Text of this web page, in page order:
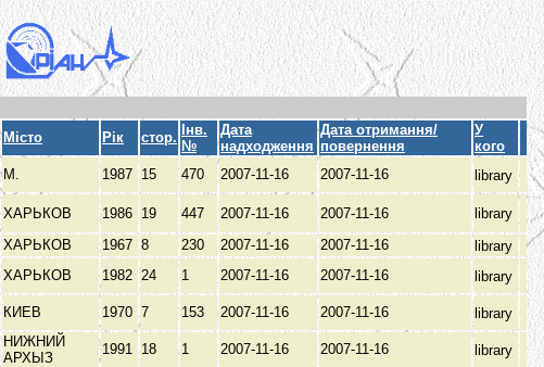
Місто Рік стор.
Інв.
№
Дата
надходження
Дата отримання/
повернення
У
кого
М. 1987 15 470 2007-11-16 2007-11-16 library
ХАРЬКОВ 1986 19 447 2007-11-16 2007-11-16
library
ХАРЬКОВ 1967 8 230 2007-11-16 2007-11-16
library
ХАРЬКОВ 1982 24 1 2007-11-16 2007-11-16 library
КИЕВ 1970 7 153 2007-11-16 2007-11-16 library
НИЖНИЙ
АРХЫЗ
1991 18 1 2007-11-16 2007-11-16 library